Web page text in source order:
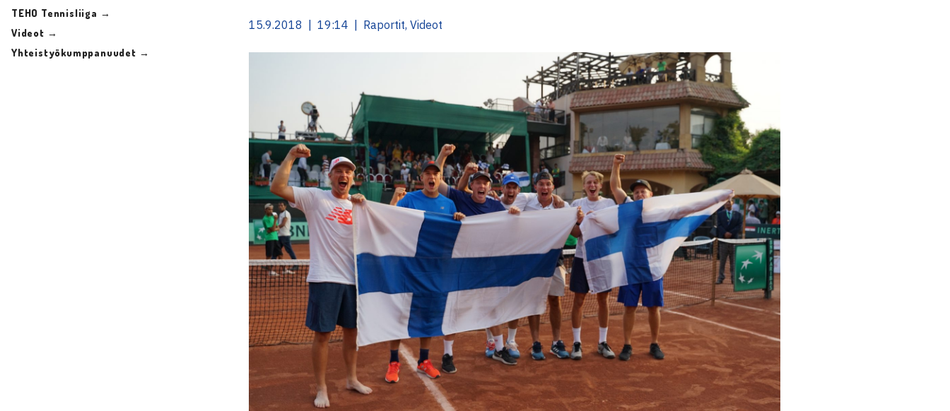
TEHO Tennisliiga →
Videot →
Yhteistyökumppanuudet →
15.9.2018 | 19:14 | Raportit, Videot